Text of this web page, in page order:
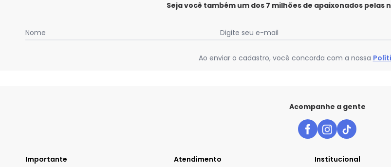
Seja você também um dos 7 milhões de apaixonados pelas
Nome Digite seu e-mail
Ao enviar o cadastro, você concorda com a nossa
Acompanhe a gente
Importante Atendimento Institucional